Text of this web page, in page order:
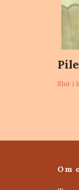
Slut i
Om